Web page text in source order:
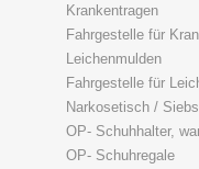
Krankentragen
Fahrgestelle für
Leichenmulden
Fahrgestelle für
Narkosetisch /
OP- Schuhhalter,
OP- Schuhregale